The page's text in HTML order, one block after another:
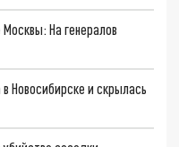
На генералов
Новосибирске и скрылась